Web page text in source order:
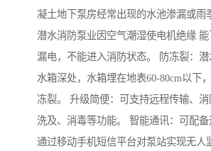
凝土地下泵房经常出现的水池渗漏或雨
潜水消防泵业因空气潮湿使电机绝缘
漏电，不能进入消防状态。 防冻裂：
水箱深处，水箱埋在地表60-80cm以下
冻裂。 升级简便：可支持远程传输、
洗及、消毒等功能。 智能通讯：可配备
通过移动手机短信平台对泵站实现无人